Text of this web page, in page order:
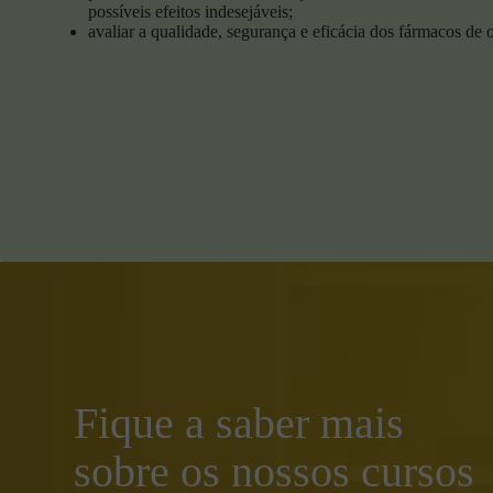
Também é importante
remédios, que passam
de ativos padronizada.
Atualmente, a
cápsulas,
doses menores.
Válido para efeito do
possíveis efeitos indesejáveis;
avaliar a qualidade, segurança e eficácia dos fármacos de
Fique a saber mais
sobre os nossos cursos